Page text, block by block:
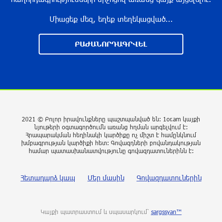
Մեսսիի հայրը
ՀՕՊ-ն առավոտյան խnցել է 83 անօդաչու
3 ժամ առաջ
և այլ հիմարnւթյուններ․ Տիգրան
Միացեք մեզ, եղեք տեղեկացված...
ԲԱԺԱՆՈՐԴԱԳՐՎԵԼ
2021 © Բոլոր իրավունքները պաշտպանված են: 1or.am կայքի
նյութերի օգտագործումն առանց հղման արգելվում է:
Հրապարակման հեղինակի կարծիքը ոչ միշտ է համընկնում
խմբագրության կարծիքի հետ: Գովազդների բովանդակության
համար պատասխանատվությունը գովազդատուներինն է:
Հետադարձ կապ Մեր մասին Գովազդատուներին
Կայքի պատրաստում և սպասարկում՝ sargssyan™